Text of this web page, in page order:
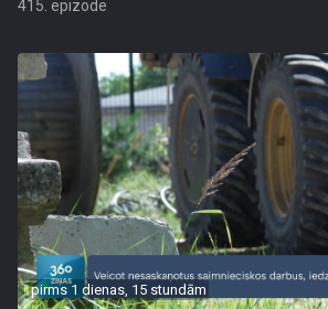
415. epizode
pirms 1 dienas, 15 stundām